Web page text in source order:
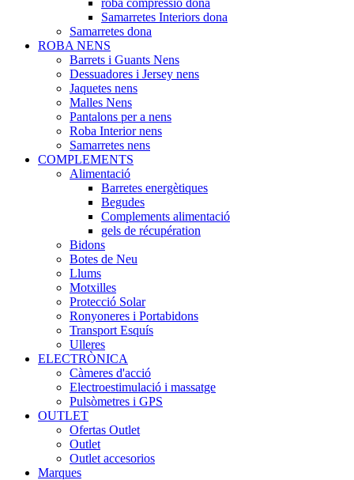
roba compressió dona
Samarretes Interiors dona
Samarretes dona
ROBA NENS
Barrets i Guants Nens
Dessuadores i Jersey nens
Jaquetes nens
Malles Nens
Pantalons per a nens
Roba Interior nens
Samarretes nens
COMPLEMENTS
Alimentació
Barretes energètiques
Begudes
Complements alimentació
gels de récupération
Bidons
Botes de Neu
Llums
Motxilles
Protecció Solar
Ronyoneres i Portabidons
Transport Esquís
Ulleres
ELECTRÒNICA
Càmeres d'acció
Electroestimulació i massatge
Pulsòmetres i GPS
OUTLET
Ofertas Outlet
Outlet
Outlet accesorios
Marques